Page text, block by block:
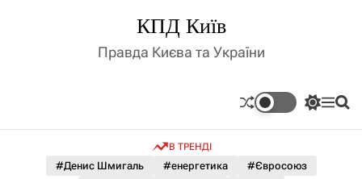
д
КПД Київ
Правда Києва та України
П
м
М П
В ТРЕНДІ
#Денис Шмигаль #енергетика
#Євросоюз